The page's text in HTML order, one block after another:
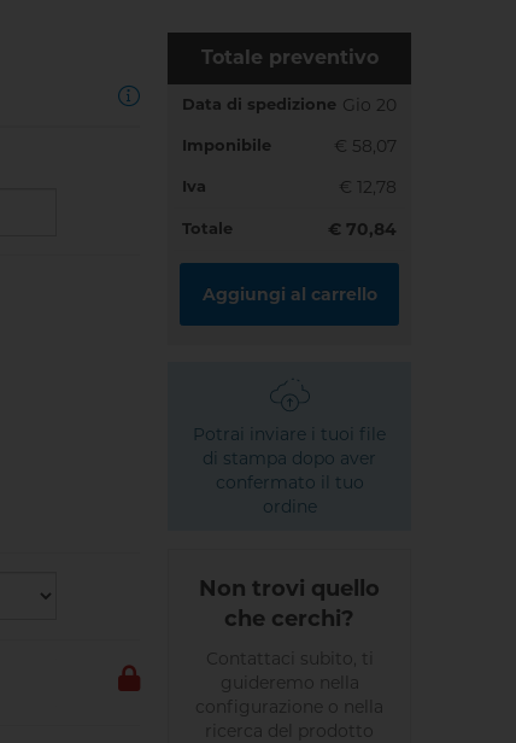
Totale preventivo
Data di spedizione Gio 20
Imponibile € 58,07
Iva € 12,78
Totale € 70,84
Aggiungi al carrello
Potrai inviare i tuoi file
di stampa dopo aver
confermato il tuo
ordine
Non trovi quello
che cerchi?
Contattaci subito, ti
guideremo nella
configurazione o nella
ricerca del prodotto